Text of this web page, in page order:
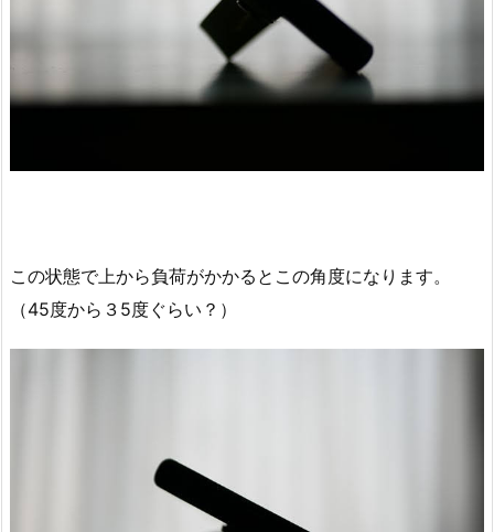
この状態で上から負荷がかかるとこの角度になります。
（45度から３5度ぐらい？）